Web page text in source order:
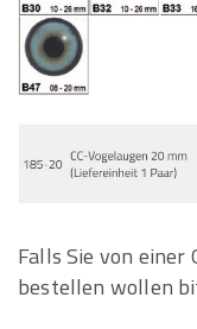
Falls Sie von einer
bestellen wollen